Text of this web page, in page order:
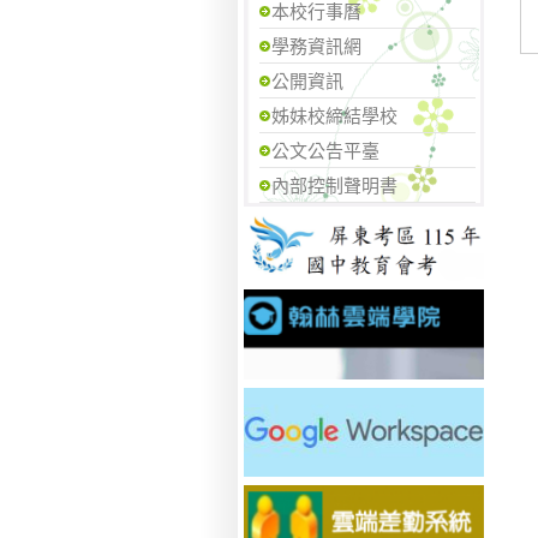
本校行事曆
學務資訊網
公開資訊
姊妹校締結學校
公文公告平臺
內部控制聲明書